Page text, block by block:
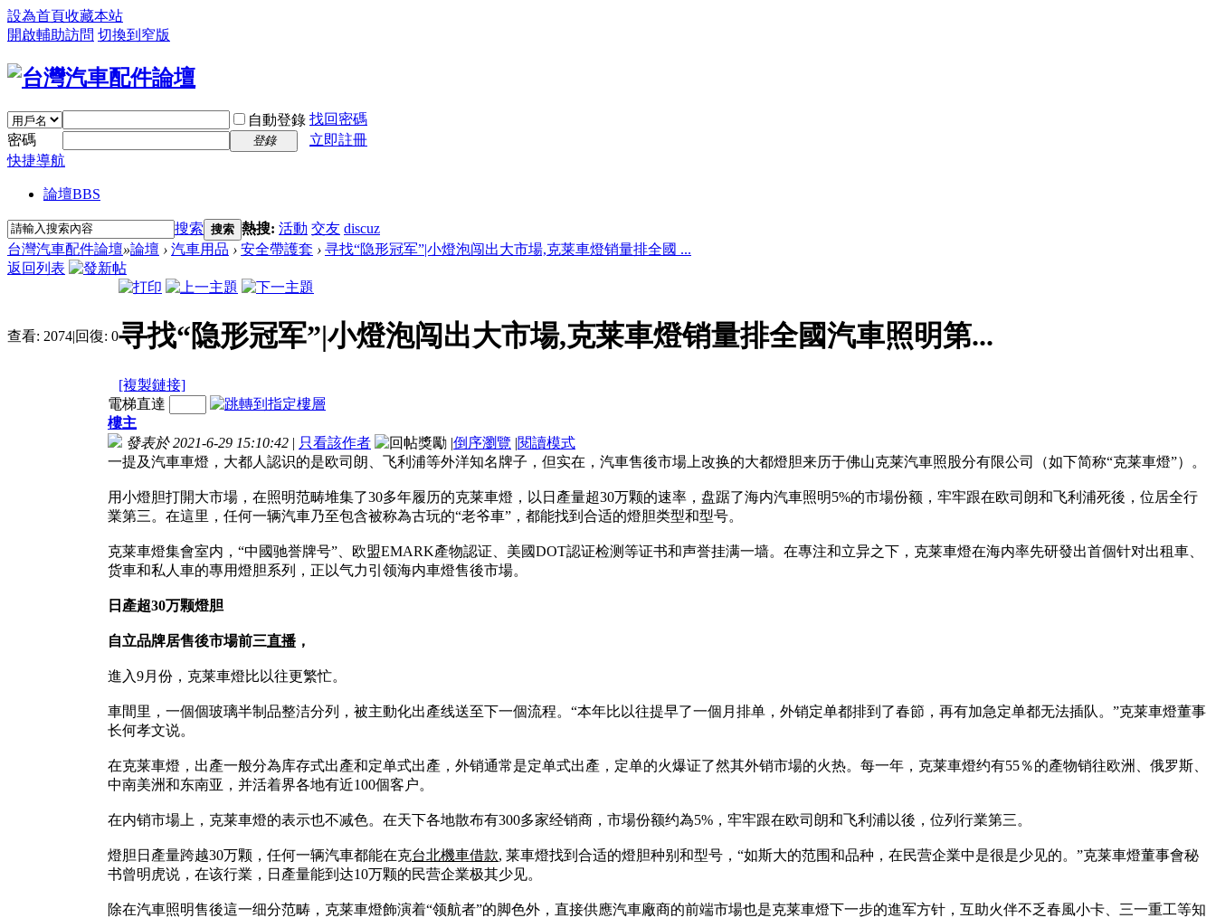
設為首頁收藏本站
開啟輔助訪問 切換到窄版
自動登錄 找回密碼
密碼
登錄
立即註冊
快捷導航
論壇BBS
搜索 搜索 熱搜: 活動 交友 discuz
台灣汽車配件論壇»論壇 › 汽車用品 › 安全帶護套 › 寻找“隐形冠军”|小燈泡闯出大市場,克莱車燈销量排全國 ...
返回列表
查看: 2074|回復: 0寻找“隐形冠军”|小燈泡闯出大市場,克莱車燈销量排全國汽車照明第...
[複製鏈接]
電梯直達
樓主
發表於 2021-6-29 15:10:42 | 只看該作者 |倒序瀏覽 |閱讀模式
一提及汽車車燈，大都人認识的是欧司朗、飞利浦等外洋知名牌子，但实在，汽車售後市場上改换的大都燈胆来历于佛山克莱汽車照股分有限公司（如下简称“克莱車燈”）。
用小燈胆打開大市場，在照明范畴堆集了30多年履历的克莱車燈，以日產量超30万颗的速率，盘踞了海内汽車照明5%的市場份额，牢牢跟在欧司朗和飞利浦死後，位居全行
業第三。在這里，任何一辆汽車乃至包含被称為古玩的“老爷車”，都能找到合适的燈胆类型和型号。
克莱車燈集會室内，“中國驰誉牌号”、欧盟EMARK產物認证、美國DOT認证检测等证书和声誉挂满一墙。在專注和立异之下，克莱車燈在海内率先研發出首個针对出租車、
货車和私人車的專用燈胆系列，正以气力引领海内車燈售後市場。
日產超30万颗燈胆
自立品牌居售後市場前三直播，
進入9月份，克莱車燈比以往更繁忙。
車間里，一個個玻璃半制品整洁分列，被主動化出產线送至下一個流程。“本年比以往提早了一個月排单，外销定单都排到了春節，再有加急定单都无法插队。”克莱車燈董事
长何孝文说。
在克莱車燈，出產一般分為库存式出產和定单式出產，外销通常是定单式出產，定单的火爆证了然其外销市場的火热。每一年，克莱車燈约有55％的產物销往欧洲、俄罗斯、
中南美洲和东南亚，并活着界各地有近100個客户。
在内销市場上，克莱車燈的表示也不减色。在天下各地散布有300多家经销商，市場份额约為5%，牢牢跟在欧司朗和飞利浦以後，位列行業第三。
燈胆日產量跨越30万颗，任何一辆汽車都能在克台北機車借款, 莱車燈找到合适的燈胆种别和型号，“如斯大的范围和品种，在民营企業中是很是少见的。”克莱車燈董事會秘
书曾明虎说，在该行業，日產量能到达10万颗的民营企業极其少见。
除在汽車照明售後這一细分范畴，克莱車燈飾演着“领航者”的脚色外，直接供應汽車廠商的前端市場也是克莱車燈下一步的進军方针，互助火伴不乏春風小卡、三一重工等知